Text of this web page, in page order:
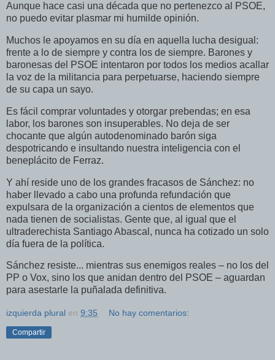
Aunque hace casi una década que no pertenezco al PSOE,
no puedo evitar plasmar mi humilde opinión.
Muchos le apoyamos en su día en aquella lucha desigual:
frente a lo de siempre y contra los de siempre. Barones y
baronesas del PSOE intentaron por todos los medios acallar
la voz de la militancia para perpetuarse, haciendo siempre
de su capa un sayo.
Es fácil comprar voluntades y otorgar prebendas; en esa
labor, los barones son insuperables. No deja de ser
chocante que algún autodenominado barón siga
despotricando e insultando nuestra inteligencia con el
beneplácito de Ferraz.
Y ahí reside uno de los grandes fracasos de Sánchez: no
haber llevado a cabo una profunda refundación que
expulsara de la organización a cientos de elementos que
nada tienen de socialistas. Gente que, al igual que el
ultraderechista Santiago Abascal, nunca ha cotizado un solo
día fuera de la política.
Sánchez resiste... mientras sus enemigos reales – no los del
PP o Vox, sino los que anidan dentro del PSOE – aguardan
para asestarle la puñalada definitiva.
izquierda plural en 9:35 No hay comentarios:
Compartir